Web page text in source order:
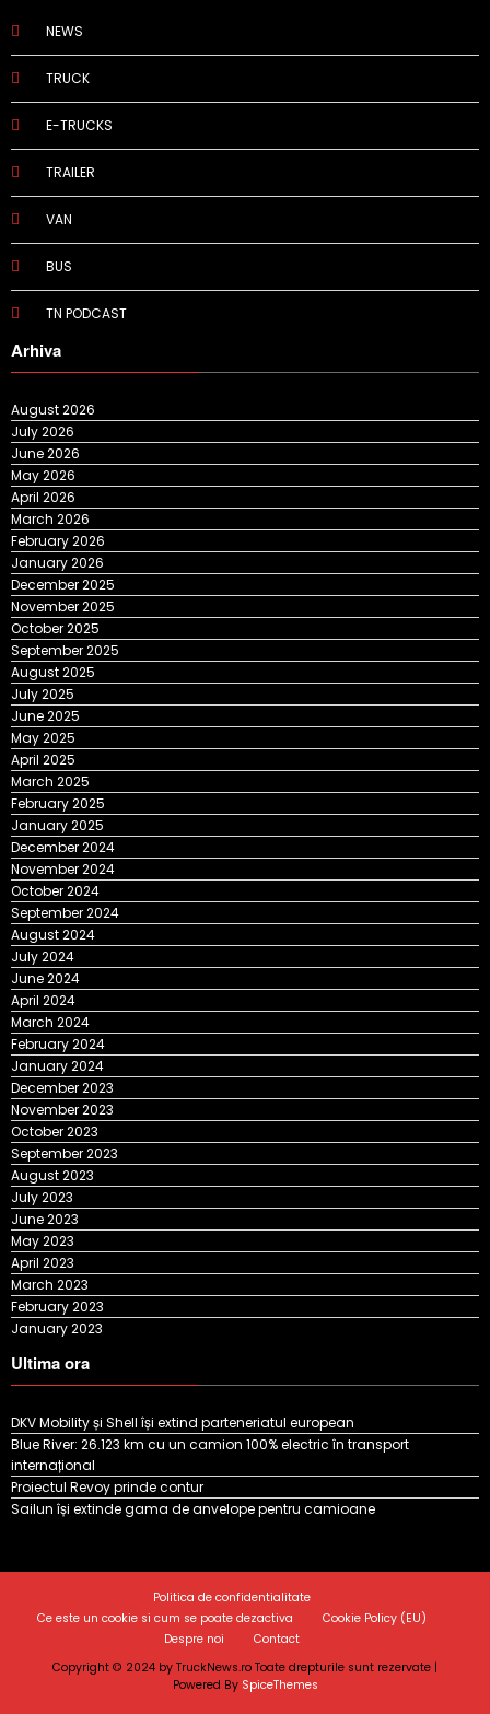
NEWS
TRUCK
E-TRUCKS
TRAILER
VAN
BUS
TN PODCAST
Arhiva
August 2026
July 2026
June 2026
May 2026
April 2026
March 2026
February 2026
January 2026
December 2025
November 2025
October 2025
September 2025
August 2025
July 2025
June 2025
May 2025
April 2025
March 2025
February 2025
January 2025
December 2024
November 2024
October 2024
September 2024
August 2024
July 2024
June 2024
April 2024
March 2024
February 2024
January 2024
December 2023
November 2023
October 2023
September 2023
August 2023
July 2023
June 2023
May 2023
April 2023
March 2023
February 2023
January 2023
Ultima ora
DKV Mobility și Shell își extind parteneriatul european
Blue River: 26.123 km cu un camion 100% electric în transport
internațional
Proiectul Revoy prinde contur
Sailun își extinde gama de anvelope pentru camioane
Politica de confidentialitate
Ce este un cookie si cum se poate dezactiva
Cookie Policy (EU)
Despre noi
Contact
Copyright © 2024 by TruckNews.ro Toate drepturile sunt rezervate |
Powered By SpiceThemes